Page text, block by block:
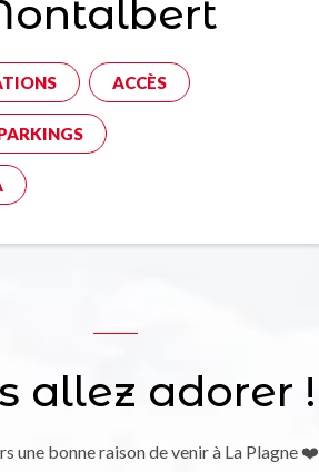
ACCÈS
allez adorer !
une bonne raison de venir à La Plagne ❤️